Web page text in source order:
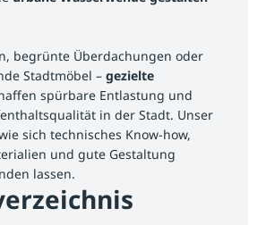
begrünte Überdachungen oder
Stadtmöbel –gezielte
spürbare Entlastung und
in der Stadt. Unser
sich technisches Know-how,
und gute Gestaltung
lassen.